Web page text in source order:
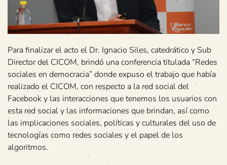
Para finalizar el acto el Dr. Ignacio Siles, catedrático y Sub
Director del CICOM, brindó una conferencia titulada “Redes
sociales en democracia” donde expuso el trabajo que había
realizado el CICOM, con respecto a la red social del
Facebook y las interacciones que tenemos los usuarios con
esta red social y las informaciones que brindan, así como
las implicaciones sociales, políticas y culturales del uso de
tecnologías como redes sociales y el papel de los
algoritmos.